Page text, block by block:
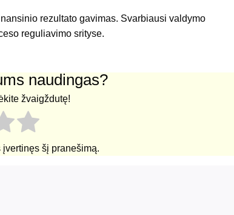
rezultato gavimas. Svarbiausi valdymo
reguliavimo srityse.
naudingas?
žvaigždutę!
šį pranešimą.